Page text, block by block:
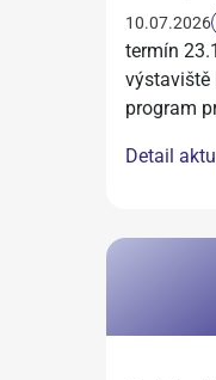
10.07.2026
termín
výstaviště
program
Detail